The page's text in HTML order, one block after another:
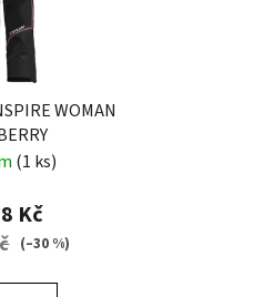
WOMAN
(1 ks)
Kč
(–30 %)